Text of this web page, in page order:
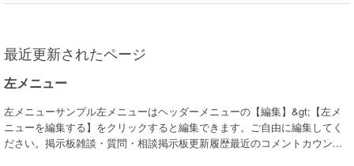
最近更新されたページ
左メニュー
左メニューサンプル左メニューはヘッダーメニューの【編集】&gt;【左メ
ニューを編集する】をクリックすると編集できます。ご自由に編集してく
ださい。掲示板雑談・質問・相談掲示板更新履歴最近のコメントカウン...